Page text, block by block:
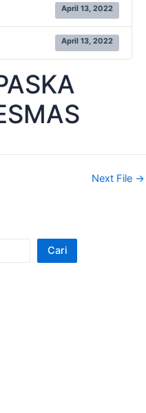
April 13, 2022
April 13, 2022
Next File →
Cari